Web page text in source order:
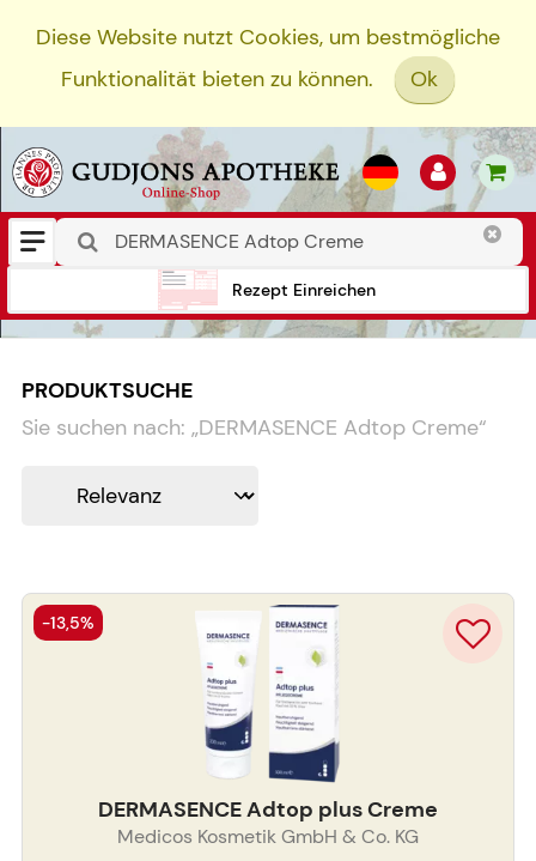
Diese Website nutzt Cookies, um bestmögliche
Funktionalität bieten zu können.
Ok
Rezept Einreichen
PRODUKTSUCHE
Sie suchen nach: „DERMASENCE Adtop Creme“
DERMASENCE Adtop plus Creme
Medicos Kosmetik GmbH & Co. KG
-13,5%